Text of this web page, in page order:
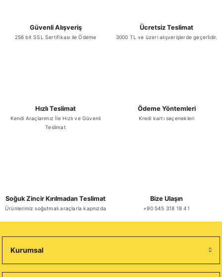
Güvenli Alışveriş
256 bit SSL Sertifikası ile Ödeme
Ücretsiz Teslimat
3000 TL ve üzeri alışverişlerde geçerlidir.
Hızlı Teslimat
Kendi Araçlarımız İle Hızlı ve Güvenli
Teslimat
Ödeme Yöntemleri
Kredi kartı seçenekleri
Soğuk Zincir Kırılmadan Teslimat
Ürünlerimiz soğutmalı araçlarla kapnızda
Bize Ulaşın
+90 545 318 18 41
Kurumsal